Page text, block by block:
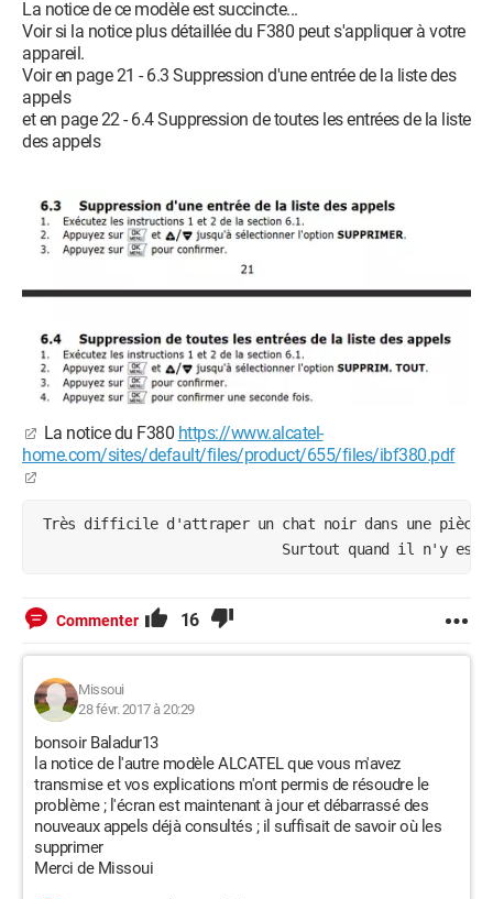
La notice de ce modèle est succincte...
Voir si la notice plus détaillée du F380 peut s'appliquer à votre
appareil.
Voir en page 21 - 6.3 Suppression d'une entrée de la liste des
appels
et en page 22 - 6.4 Suppression de toutes les entrées de la liste
des appels
La notice du F380 https://www.alcatel-
home.com/sites/default/files/product/655/files/ibf380.pdf
Très difficile d'attraper un chat noir dans une pièce
Surtout quand il n'y est
Commenter 16
Missoui
28 févr. 2017 à 20:29
bonsoir Baladur13
la notice de l'autre modèle ALCATEL que vous m'avez
transmise et vos explications m'ont permis de résoudre le
problème ; l'écran est maintenant à jour et débarrassé des
nouveaux appels déjà consultés ; il suffisait de savoir où les
supprimer
Merci de Missoui